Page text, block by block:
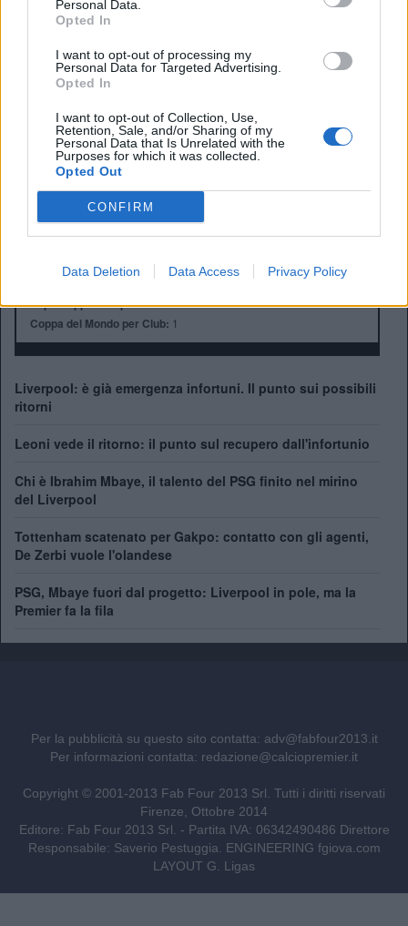
Personal Data.
Opted In
I want to opt-out of processing my
Personal Data for Targeted Advertising.
Opted In
I want to opt-out of Collection, Use,
Retention, Sale, and/or Sharing of my
Personal Data that Is Unrelated with the
Purposes for which it was collected.
Opted Out
CONFIRM
Data Deletion Data Access Privacy Policy
Anno di Fondazione:1892
Stadio: Anfield (45.276)
Città: Liverpool
Presidente:Tom Werner
Manager:Arne Slot
ALBO D'ORO
Premier League:19
FA Cup:8
FA Community Shield: 16
Supercoppa Europea:4
Coppa del Mondo per Club: 1
Liverpool: è già emergenza infortuni. Il punto sui possibili
ritorni
Leoni vede il ritorno: il punto sul recupero dall'infortunio
Chi è Ibrahim Mbaye, il talento del PSG finito nel mirino
del Liverpool
Tottenham scatenato per Gakpo: contatto con gli agenti,
De Zerbi vuole l'olandese
PSG, Mbaye fuori dal progetto: Liverpool in pole, ma la
Premier fa la fila
Per la pubblicità su questo sito contatta: adv@fabfour2013.it
Per informazioni contatta: redazione@calciopremier.it
Copyright © 2001-2013 Fab Four 2013 Srl. Tutti i diritti riservati
Firenze, Ottobre 2014
Editore: Fab Four 2013 Srl. - Partita IVA: 06342490486 Direttore
Responsabile: Saverio Pestuggia. ENGINEERING fgiova.com
LAYOUT G. Ligas